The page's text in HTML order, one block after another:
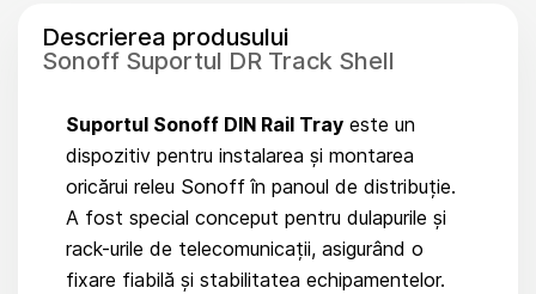
Descrierea produsului
Sonoff Suportul DR Track Shell
Suportul Sonoff DIN Rail Tray este un
dispozitiv pentru instalarea și montarea
oricărui releu Sonoff în panoul de distribuție.
A fost special conceput pentru dulapurile și
rack-urile de telecomunicații, asigurând o
fixare fiabilă și stabilitatea echipamentelor.